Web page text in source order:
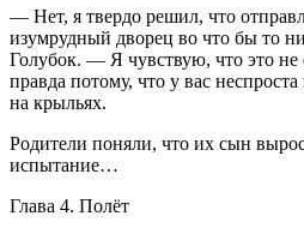
— Нет, я твердо решил, что
изумрудный дворец во что бы то
Голубок. — Я чувствую, что это не
правда потому, что у вас
на крыльях.
Родители поняли, что их сын
испытание…
Глава 4. Полёт